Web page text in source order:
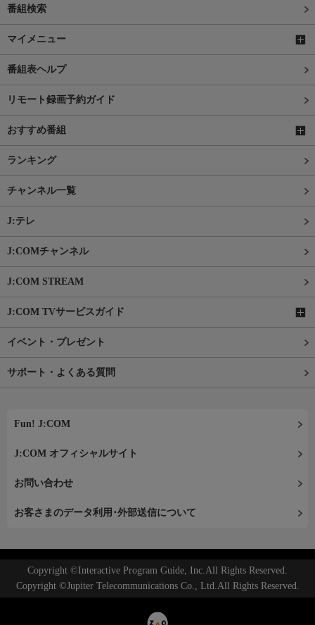
番組検索
マイメニュー
番組表ヘルプ
リモート録画予約ガイド
おすすめ番組
ランキング
チャンネル一覧
J:テレ
J:COMチャンネル
J:COM STREAM
J:COM TVサービスガイド
イベント・プレゼント
サポート・よくある質問
Fun! J:COM
J:COM オフィシャルサイト
お問い合わせ
お客さまのデータ利用･外部送信について
Copyright ©Interactive Program Guide, Inc.All Rights Reserved.
Copyright ©Jupiter Telecommunications Co., Ltd.All Rights Reserved.